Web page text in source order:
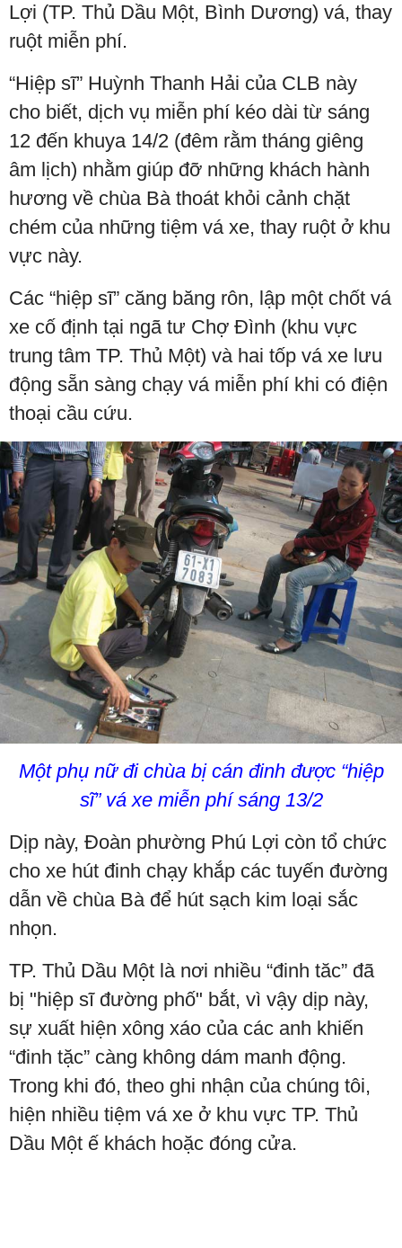
Lợi (TP. Thủ Dầu Một, Bình Dương) vá, thay
ruột miễn phí.
“Hiệp sĩ” Huỳnh Thanh Hải của CLB này
cho biết, dịch vụ miễn phí kéo dài từ sáng
12 đến khuya 14/2 (đêm rằm tháng giêng
âm lịch) nhằm giúp đỡ những khách hành
hương về chùa Bà thoát khỏi cảnh chặt
chém của những tiệm vá xe, thay ruột ở khu
vực này.
Các “hiệp sĩ” căng băng rôn, lập một chốt vá
xe cố định tại ngã tư Chợ Đình (khu vực
trung tâm TP. Thủ Một) và hai tốp vá xe lưu
động sẵn sàng chạy vá miễn phí khi có điện
thoại cầu cứu.
Một phụ nữ đi chùa bị cán đinh được “hiệp
sĩ” vá xe miễn phí sáng 13/2
Dịp này, Đoàn phường Phú Lợi còn tổ chức
cho xe hút đinh chạy khắp các tuyến đường
dẫn về chùa Bà để hút sạch kim loại sắc
nhọn.
TP. Thủ Dầu Một là nơi nhiều “đinh tăc” đã
bị "hiệp sĩ đường phố" bắt, vì vậy dịp này,
sự xuất hiện xông xáo của các anh khiến
“đinh tặc” càng không dám manh động.
Trong khi đó, theo ghi nhận của chúng tôi,
hiện nhiều tiệm vá xe ở khu vực TP. Thủ
Dầu Một ế khách hoặc đóng cửa.